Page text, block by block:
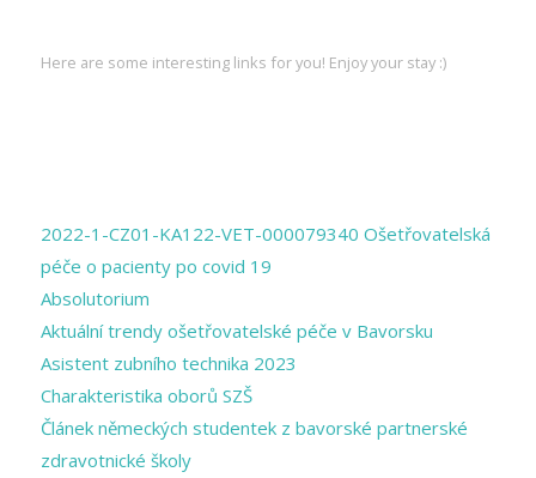
Here are some interesting links for you! Enjoy your stay :)
2022-1-CZ01-KA122-VET-000079340 Ošetřovatelská
péče o pacienty po covid 19
Absolutorium
Aktuální trendy ošetřovatelské péče v Bavorsku
Asistent zubního technika 2023
Charakteristika oborů SZŠ
Článek německých studentek z bavorské partnerské
zdravotnické školy